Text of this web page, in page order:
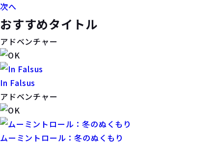
次へ
おすすめタイトル
アドベンチャー
In Falsus
アドベンチャー
ムーミントロール：冬のぬくもり